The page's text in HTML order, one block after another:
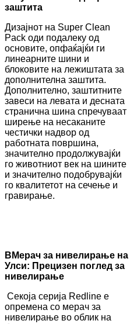
заштита
Дизајнот на Super Clean
Pack оди подалеку од
основите, опфаќајќи ги
линеарните шини и
блоковите на лежиштата за
дополнителна заштита.
Дополнително, заштитните
завеси на левата и десната
странична шина спречуваат
ширење на несаканите
честички надвор од
работната површина,
значително продолжувајќи
го животниот век на шините
и значително подобрувајќи
го квалитетот на сечење и
гравирање.
B Мерач за нивелирање на
Улси: Прецизен поглед за
нивелирање
Секоја серија Redline е
опремена со мерач за
нивелирање во облик на